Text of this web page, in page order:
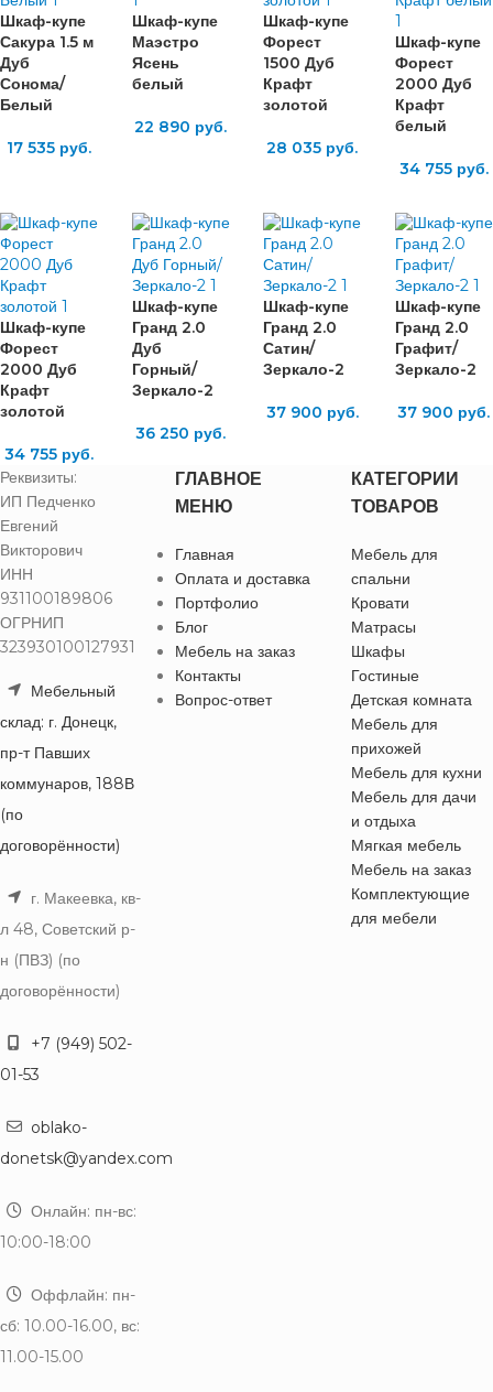
Шкаф-купе
Сакура 1.5 м
Дуб
Сонома/
Белый
17 535 руб.
Шкаф-купе
Маэстро
Ясень
белый
22 890 руб.
Шкаф-купе
Форест
1500 Дуб
Крафт
золотой
28 035 руб.
Шкаф-купе
Форест
2000 Дуб
Крафт
белый
34 755руб.
Шкаф-купе
Форест
2000 Дуб
Крафт
золотой
34 755 руб.
Шкаф-купе
Гранд 2.0
Дуб
Горный/
Зеркало-2
36 250 руб.
Шкаф-купе
Гранд 2.0
Сатин/
Зеркало-2
37 900 руб.
Шкаф-купе
Гранд 2.0
Графит/
Зеркало-2
37 900 руб.
Реквизиты:
ИП Педченко
Евгений
Викторович
ИНН
931100189806
ОГРНИП
323930100127931
Мебельный
склад: г. Донецк,
пр-т Павших
коммунаров, 188В
(по
договорённости)
г. Макеевка, кв-
л 48, Советский р-
н (ПВЗ) (по
договорённости)
+7 (949) 502-
01-53
oblako-
donetsk@yandex.com
Онлайн: пн-вс:
10:00-18:00
Оффлайн: пн-
сб: 10.00-16.00, вс:
11.00-15.00
ГЛАВНОЕ
МЕНЮ
Главная
Оплата и доставка
Портфолио
Блог
Мебель на заказ
Контакты
Вопрос-ответ
КАТЕГОРИИ
ТОВАРОВ
Мебель для
спальни
Кровати
Матрасы
Шкафы
Гостиные
Детская комната
Мебель для
прихожей
Мебель для кухни
Мебель для дачи
и отдыха
Мягкая мебель
Мебель на заказ
Комплектующие
для мебели